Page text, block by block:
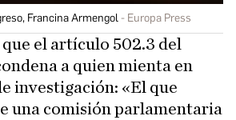
Francina Armengol Europa Press
el artículo 502.3 del
a quien mienta en
investigación: «El que
una comisión parlamentaria